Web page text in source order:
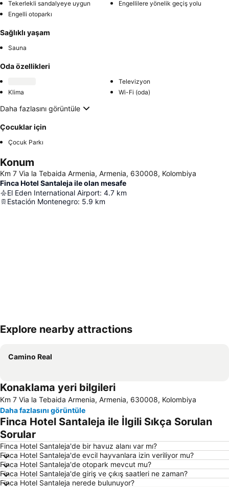
Tekerlekli sandalyeye uygun
Engellilere yönelik geçiş yolu
Engelli otoparkı
Sağlıklı yaşam
Sauna
Oda özellikleri
Televizyon
Klima
Wi-Fi (oda)
Daha fazlasını görüntüle
Çocuklar için
Çocuk Parkı
Konum
Km 7 Via la Tebaida Armenia, Armenia, 630008, Kolombiya
Finca Hotel Santaleja ile olan mesafe
El Eden International Airport: 4.7 km
Estación Montenegro: 5.9 km
Haritayı genişlet
Explore nearby attractions
Camino Real
Konaklama yeri bilgileri
Km 7 Via la Tebaida Armenia, Armenia, 630008, Kolombiya
Daha fazlasını görüntüle
Finca Hotel Santaleja ile İlgili Sıkça Sorulan
Sorular
Finca Hotel Santaleja'de bir havuz alanı var mı?
Finca Hotel Santaleja'de evcil hayvanlara izin veriliyor mu?
Finca Hotel Santaleja'de otopark mevcut mu?
Finca Hotel Santaleja'de giriş ve çıkış saatleri ne zaman?
Finca Hotel Santaleja nerede bulunuyor?